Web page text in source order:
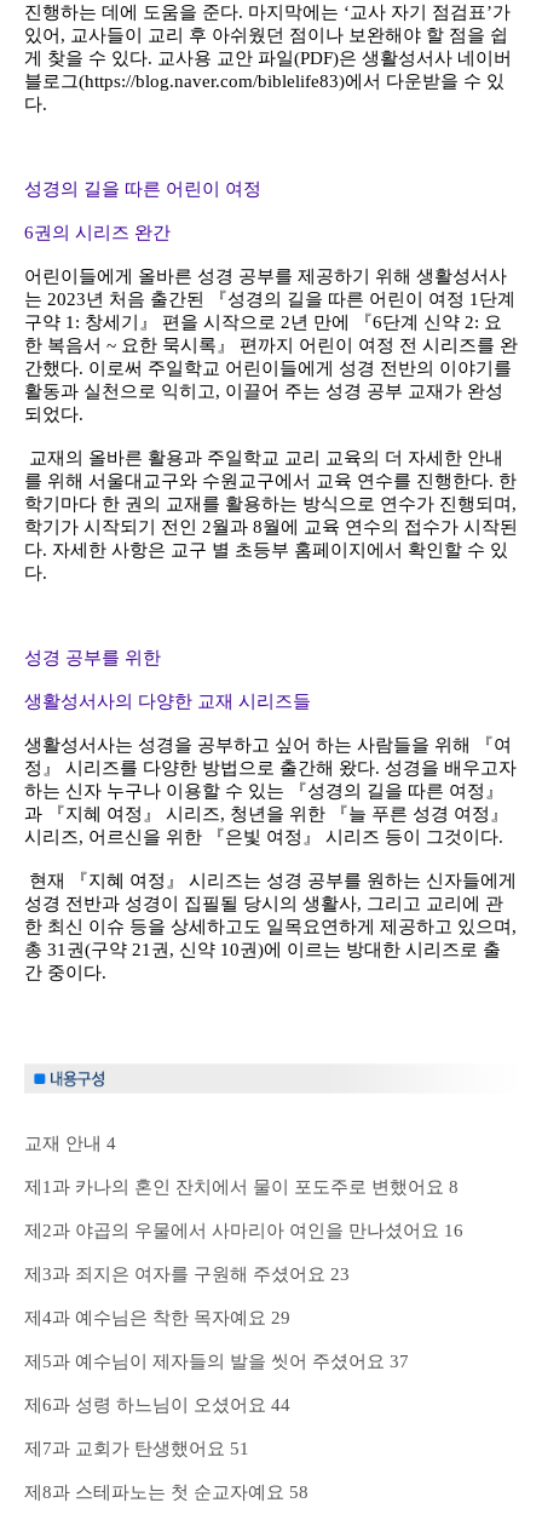
진행하는 데에 도움을 준다. 마지막에는 ‘교사 자기 점검표’가
있어, 교사들이 교리 후 아쉬웠던 점이나 보완해야 할 점을 쉽
게 찾을 수 있다. 교사용 교안 파일(PDF)은 생활성서사 네이버
블로그(https://blog.naver.com/biblelife83)에서 다운받을 수 있
다.
성경의 길을 따른 어린이 여정
6권의 시리즈 완간
어린이들에게 올바른 성경 공부를 제공하기 위해 생활성서사
는 2023년 처음 출간된 『성경의 길을 따른 어린이 여정 1단계
구약 1: 창세기』 편을 시작으로 2년 만에 『6단계 신약 2: 요
한 복음서 ~ 요한 묵시록』 편까지 어린이 여정 전 시리즈를 완
간했다. 이로써 주일학교 어린이들에게 성경 전반의 이야기를
활동과 실천으로 익히고, 이끌어 주는 성경 공부 교재가 완성
되었다.
교재의 올바른 활용과 주일학교 교리 교육의 더 자세한 안내
를 위해 서울대교구와 수원교구에서 교육 연수를 진행한다. 한
학기마다 한 권의 교재를 활용하는 방식으로 연수가 진행되며,
학기가 시작되기 전인 2월과 8월에 교육 연수의 접수가 시작된
다. 자세한 사항은 교구 별 초등부 홈페이지에서 확인할 수 있
다.
성경 공부를 위한
생활성서사의 다양한 교재 시리즈들
생활성서사는 성경을 공부하고 싶어 하는 사람들을 위해 『여
정』 시리즈를 다양한 방법으로 출간해 왔다. 성경을 배우고자
하는 신자 누구나 이용할 수 있는 『성경의 길을 따른 여정』
과 『지혜 여정』 시리즈, 청년을 위한 『늘 푸른 성경 여정』
시리즈, 어르신을 위한 『은빛 여정』 시리즈 등이 그것이다.
현재 『지혜 여정』 시리즈는 성경 공부를 원하는 신자들에게
성경 전반과 성경이 집필될 당시의 생활사, 그리고 교리에 관
한 최신 이슈 등을 상세하고도 일목요연하게 제공하고 있으며,
총 31권(구약 21권, 신약 10권)에 이르는 방대한 시리즈로 출
간 중이다.
교재 안내 4
제1과 카나의 혼인 잔치에서 물이 포도주로 변했어요 8
제2과 야곱의 우물에서 사마리아 여인을 만나셨어요 16
제3과 죄지은 여자를 구원해 주셨어요 23
제4과 예수님은 착한 목자예요 29
제5과 예수님이 제자들의 발을 씻어 주셨어요 37
제6과 성령 하느님이 오셨어요 44
제7과 교회가 탄생했어요 51
제8과 스테파노는 첫 순교자예요 58